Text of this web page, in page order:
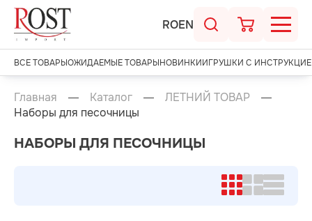
ROEN
ВСЕ ТОВАРЫОЖИДАЕМЫЕ ТОВАРЫНОВИНКИИГРУШКИ С
Главная Каталог
ЛЕТНИЙ ТОВАР
Наборы для песочницы
НАБОРЫ ДЛЯ ПЕСОЧНИЦЫ